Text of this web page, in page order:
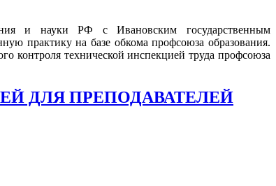
и науки РФ с Ивановским государственным
практику на базе обкома профсоюза образования.
контроля технической инспекцией труда профсоюза
ДЛЯ ПРЕПОДАВАТЕЛЕЙ